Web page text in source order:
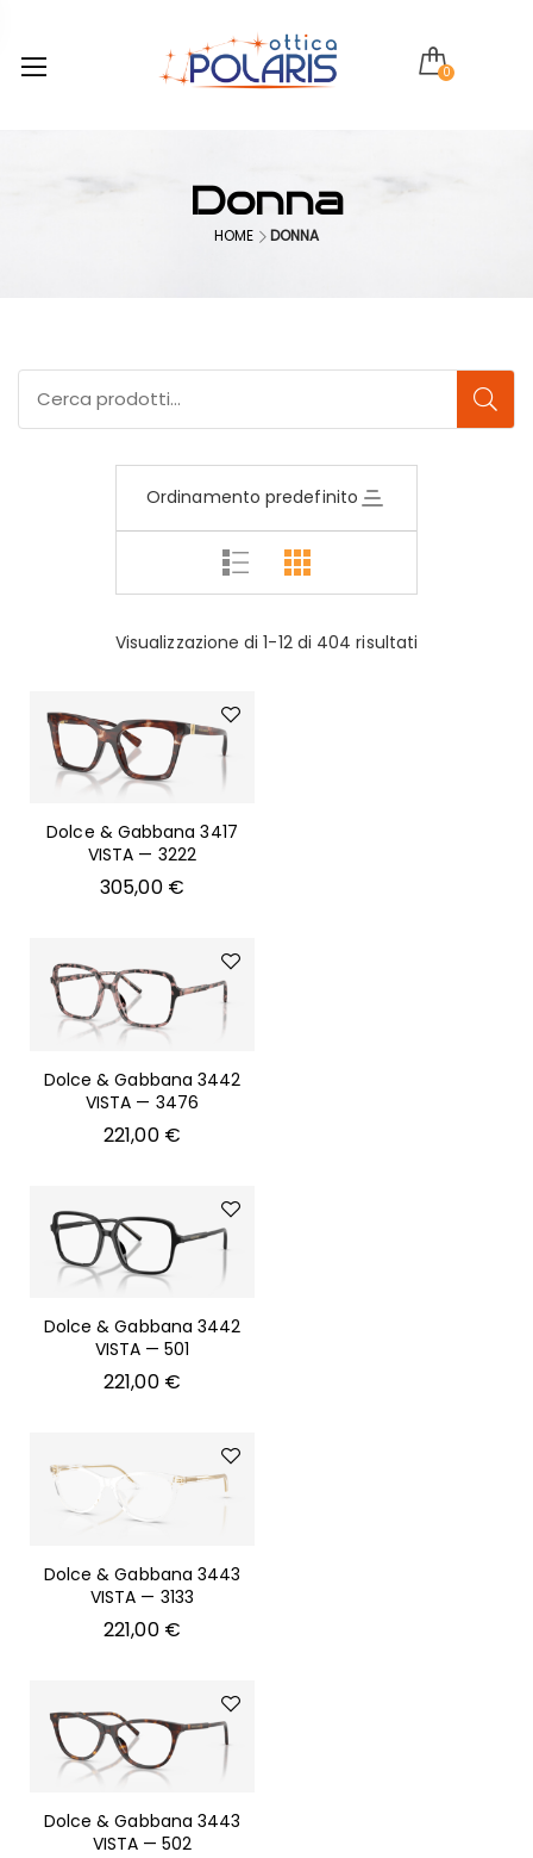
0
Donna
HOME DONNA
Ordinamento predefinito
Visualizzazione di 1-12 di 404 risultati
Dolce & Gabbana 3417
VISTA — 3222
305,00 €
Dolce & Gabbana 3442
VISTA — 3476
221,00 €
Dolce & Gabbana 3442
VISTA — 501
221,00 €
Dolce & Gabbana 3443
VISTA — 3133
221,00 €
Dolce & Gabbana 3443
VISTA — 502